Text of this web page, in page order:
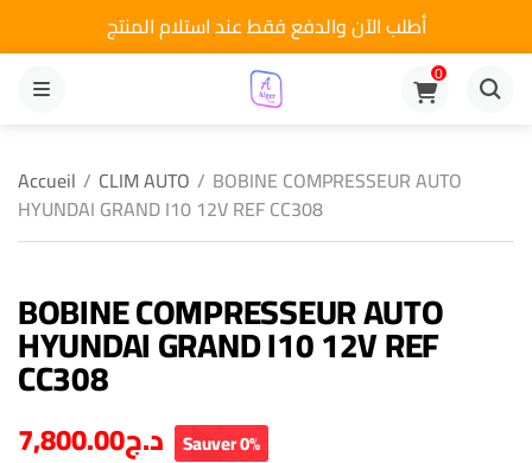
أطلب الآن والدفع فقط عند استلام المنتج
MENU
0
Accueil / CLIM AUTO / BOBINE COMPRESSEUR AUTO
HYUNDAI GRAND I10 12V REF CC308
BOBINE COMPRESSEUR AUTO
HYUNDAI GRAND I10 12V REF
CC308
د.ج7,800.00 Sauver 0%